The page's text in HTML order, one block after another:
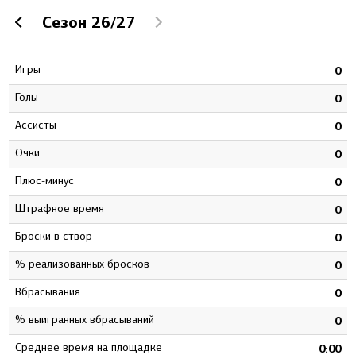
Сезон 26/27
Игры 0
Голы 0
Ассисты 0
Очки 0
Плюс-минус 0
штрафное время 0
Броски в створ 0
% реализованных бросков 0
Вбрасывания 0
% выигранных вбрасываний 0
Среднее время на площадке 0:00